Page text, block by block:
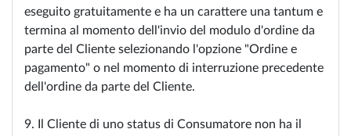
eseguito gratuitamente e ha un carattere una tantum e
termina al momento dell'invio del modulo d'ordine da
parte del Cliente selezionando l'opzione "Ordine e
pagamento" o nel momento di interruzione precedente
dell'ordine da parte del Cliente.
9. Il Cliente di uno status di Consumatore non ha il